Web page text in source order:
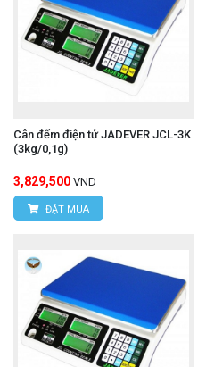
Cân đếm điện tử JADEVER JCL-3K
(3kg/0,1g)
3,829,500 VND
ĐẶT MUA